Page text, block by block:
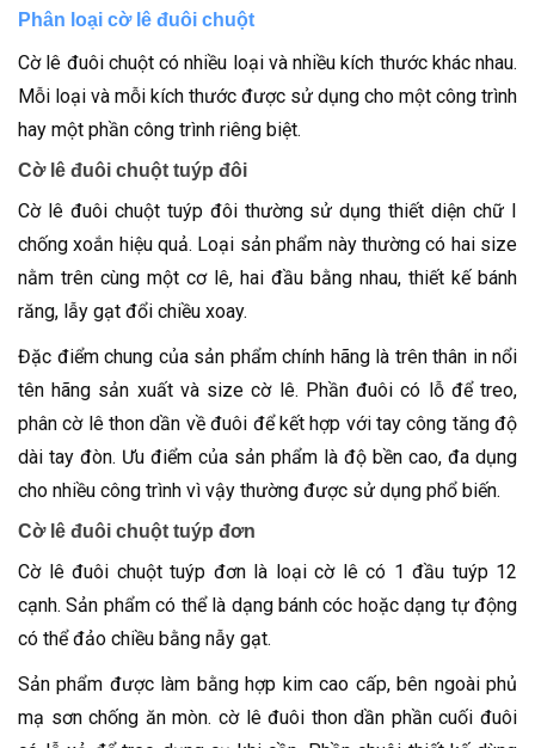
Phân loại cờ lê đuôi chuột
Cờ lê đuôi chuột có nhiều loại và nhiều kích thước khác nhau.
Mỗi loại và mỗi kích thước được sử dụng cho một công trình
hay một phần công trình riêng biệt.
Cờ lê đuôi chuột tuýp đôi
Cờ lê đuôi chuột tuýp đôi thường sử dụng thiết diện chữ I
chống xoắn hiệu quả. Loại sản phẩm này thường có hai size
nằm trên cùng một cơ lê, hai đầu bằng nhau, thiết kế bánh
răng, lẫy gạt đổi chiều xoay.
Đặc điểm chung của sản phẩm chính hãng là trên thân in nổi
tên hãng sản xuất và size cờ lê. Phần đuôi có lỗ để treo,
phân cờ lê thon dần về đuôi để kết hợp với tay công tăng độ
dài tay đòn. Ưu điểm của sản phẩm là độ bền cao, đa dụng
cho nhiều công trình vì vậy thường được sử dụng phổ biến.
Cờ lê đuôi chuột tuýp đơn
Cờ lê đuôi chuột tuýp đơn là loại cờ lê có 1 đầu tuýp 12
cạnh. Sản phẩm có thể là dạng bánh cóc hoặc dạng tự động
có thể đảo chiều bằng nẫy gạt.
Sản phẩm được làm bằng hợp kim cao cấp, bên ngoài phủ
mạ sơn chống ăn mòn. cờ lê đuôi thon dần phần cuối đuôi